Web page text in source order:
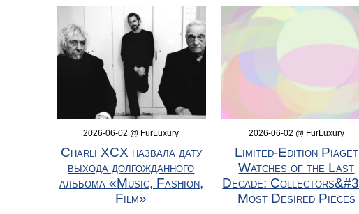
2026-06-02 @ FürLuxury
Charli XCX назвала дату
выхода долгожданного
альбома «Music, Fashion,
Film»
2026-06-02 @ FürLuxury
Limited‑Edition Piaget
Watches of the Last
Decade:
Most Desired Pieces